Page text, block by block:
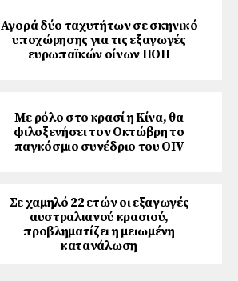
Αγορά δύο ταχυτήτων σε σκηνικό
υποχώρησης για τις εξαγωγές
ευρωπαϊκών οίνων ΠΟΠ
Με ρόλο στο κρασί η Κίνα, θα
φιλοξενήσει τον Οκτώβρη το
παγκόσμιο συνέδριο του ΟΙV
Σε χαμηλό 22 ετών οι εξαγωγές
αυστραλιανού κρασιού,
προβληματίζει η μειωμένη
κατανάλωση